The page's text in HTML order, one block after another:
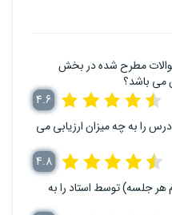
مطرح شده در بخش
می باشد؟
4.6
درس را به چه میزان ارزیابی می
4.8
جلسه) توسط استاد را به